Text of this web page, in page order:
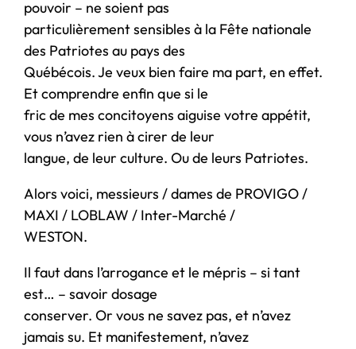
pouvoir – ne soient pas
particulièrement sensibles à la Fête nationale
des Patriotes au pays des
Québécois. Je veux bien faire ma part, en effet.
Et comprendre enfin que si le
fric de mes concitoyens aiguise votre appétit,
vous n’avez rien à cirer de leur
langue, de leur culture. Ou de leurs Patriotes.
Alors voici, messieurs / dames de PROVIGO /
MAXI / LOBLAW / Inter-Marché /
WESTON.
Il faut dans l’arrogance et le mépris – si tant
est… – savoir dosage
conserver. Or vous ne savez pas, et n’avez
jamais su. Et manifestement, n’avez